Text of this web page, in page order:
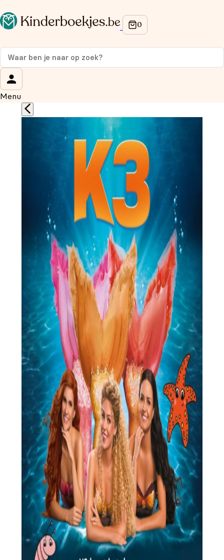
Menu
Op de hoogte blijven van onze acties?
Meld je aan voor onze nieuwsbrief en ontvang
korting
Wat is je voornaam?
Wat is je e-mailadres?*
We gebruiken je gegevens om contact op te nemen, in
overeenstemming met ons
privacybeleid.